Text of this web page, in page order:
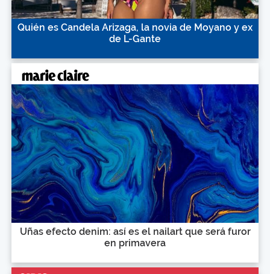
Quién es Candela Arizaga, la novia de Moyano y ex
de L-Gante
Uñas efecto denim: así es el nailart que será furor
en primavera